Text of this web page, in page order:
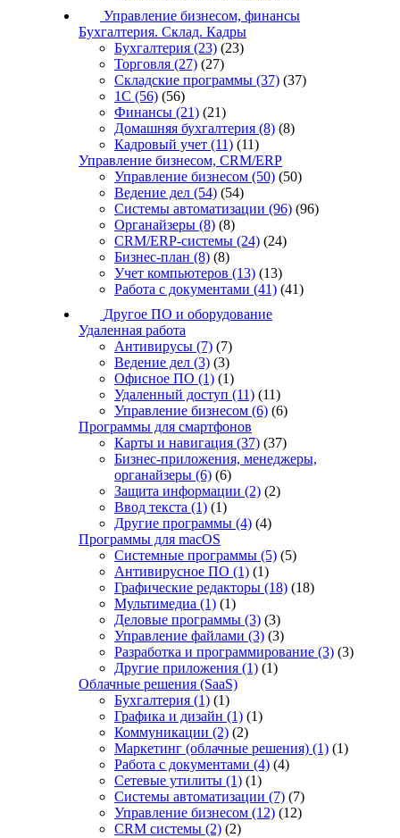
Управление бизнесом, финансы
Бухгалтерия. Склад. Кадры
Бухгалтерия (23) (23)
Торговля (27) (27)
Складские программы (37) (37)
1С (56) (56)
Финансы (21) (21)
Домашняя бухгалтерия (8) (8)
Кадровый учет (11) (11)
Управление бизнесом, CRM/ERP
Управление бизнесом (50) (50)
Ведение дел (54) (54)
Системы автоматизации (96) (96)
Органайзеры (8) (8)
CRM/ERP-системы (24) (24)
Бизнес-план (8) (8)
Учет компьютеров (13) (13)
Работа с документами (41) (41)
Другое ПО и оборудование
Удаленная работа
Антивирусы (7) (7)
Ведение дел (3) (3)
Офисное ПО (1) (1)
Удаленный доступ (11) (11)
Управление бизнесом (6) (6)
Программы для смартфонов
Карты и навигация (37) (37)
Бизнес-приложения, менеджеры,
органайзеры (6) (6)
Защита информации (2) (2)
Ввод текста (1) (1)
Другие программы (4) (4)
Программы для macOS
Системные программы (5) (5)
Антивирусное ПО (1) (1)
Графические редакторы (18) (18)
Мультимедиа (1) (1)
Деловые программы (3) (3)
Управление файлами (3) (3)
Разработка и программирование (3) (3)
Другие приложения (1) (1)
Облачные решения (SaaS)
Бухгалтерия (1) (1)
Графика и дизайн (1) (1)
Коммуникации (2) (2)
Маркетинг (облачные решения) (1) (1)
Работа с документами (4) (4)
Сетевые утилиты (1) (1)
Системы автоматизации (7) (7)
Управление бизнесом (12) (12)
CRM системы (2) (2)